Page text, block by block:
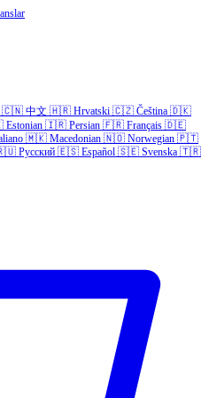
🇨🇳 中文 🇭🇷 Hrvatski 🇨🇿 Čeština 🇩🇰
Estonian 🇮🇷 Persian 🇫🇷 Français 🇩🇪
🇲🇰 Macedonian 🇳🇴 Norwegian 🇵🇹
Русский 🇪🇸 Español 🇸🇪 Svenska 🇹🇷